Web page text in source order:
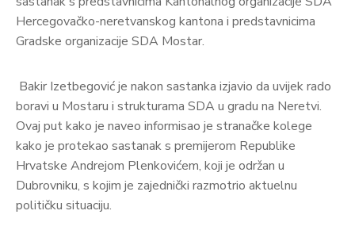
Hercegovačko-neretvanskog kantona i predstavnicima
Gradske organizacije SDA Mostar.
Bakir Izetbegović je nakon sastanka izjavio da uvijek rado
boravi u Mostaru i strukturama SDA u gradu na Neretvi.
Ovaj put kako je naveo informisao je stranačke kolege
kako je protekao sastanak s premijerom Republike
Hrvatske Andrejom Plenkovićem, koji je održan u
Dubrovniku, s kojim je zajednički razmotrio aktuelnu
političku situaciju.